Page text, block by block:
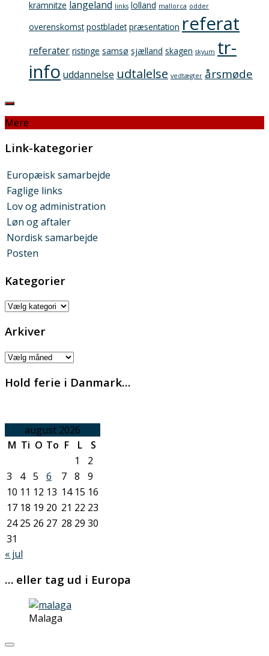
kramnitze langeland links lolland mallorca odder
overenskomst postbladet præsentation referat
referater ristinge samsø sjælland skagen skyum tr-
info uddannelse udtalelse vedtægter årsmøde
Mere
Link-kategorier
Europæisk samarbejde
Faglige links
Lov og administration
Løn og aftaler
Nordisk samarbejde
Posten
Kategorier
Kategorier
Arkiver
Arkiver
Hold ferie i Danmark…
august 2026
M Ti O To F L
S
1
2
3
4 5 6 7 8
9
10 11 12 13 14 15 16
17 18 19 20 21 22 23
24 25 26 27 28 29 30
31
« jul
… eller tag ud i Europa
Malaga